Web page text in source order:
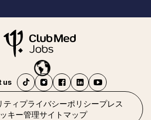
ティ プライバシーポリシープレス
キー管理サイトマップ
us